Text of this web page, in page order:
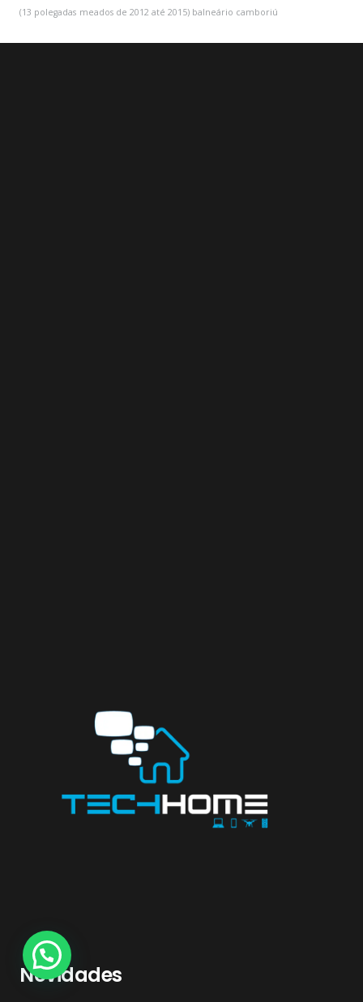
(13 polegadas meados de 2012 até 2015) balneário camboriú
Novidades